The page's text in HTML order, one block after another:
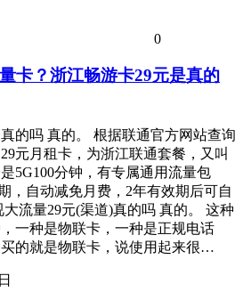
0
卡？浙江畅游卡29元是真的
的吗 真的。 根据联通官方网站查询
元月租卡，为浙江联通套餐，又叫
5G100分钟，有专属通用流量包
，自动减免月费，2年有效期后可自
流量29元(渠道)真的吗 真的。 这种
一种是物联卡，一种是正规电话
的就是物联卡，说使用起来很…